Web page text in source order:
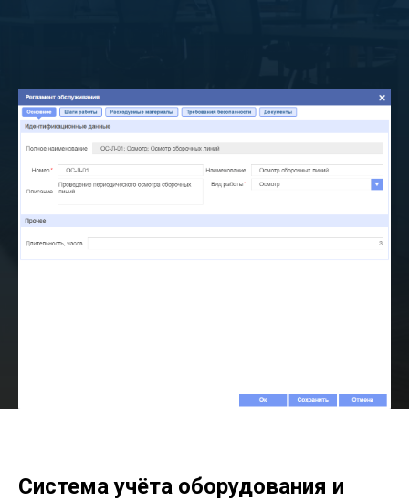
Система учёта оборудования и